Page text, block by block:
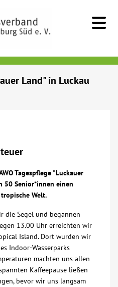
Land" in Luckau
Tagespflege "Luckauer
50 Senior*innen einen
Welt.
die Segel und begannen
13.00 Uhr erreichten wir
Island. Dort wurden wir
Indoor-Wasserparks
machten uns allen
Kaffeepause ließen
bevor wir uns langsam